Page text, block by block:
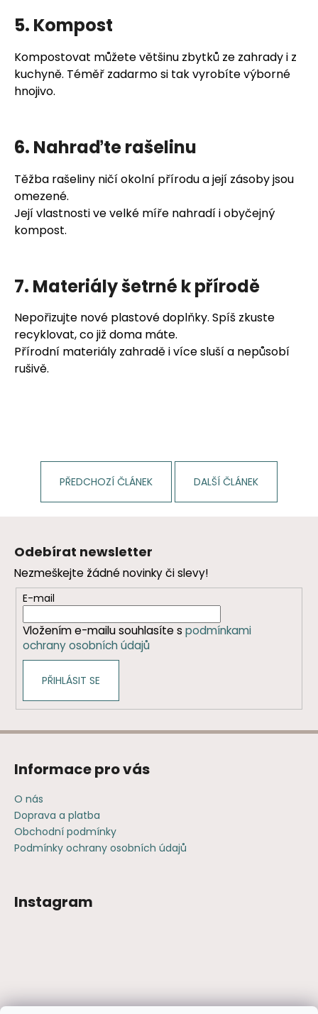
5. Kompost
Kompostovat můžete většinu zbytků ze zahrady i z
kuchyně. Téměř zadarmo si tak vyrobíte výborné
hnojivo.
6. Nahraďte rašelinu
Těžba rašeliny ničí okolní přírodu a její zásoby jsou
omezené.
Její vlastnosti ve velké míře nahradí i obyčejný
kompost.
7. Materiály šetrné k přírodě
Nepořizujte nové plastové doplňky. Spíš zkuste
recyklovat, co již doma máte.
Přírodní materiály zahradě i více sluší a nepůsobí
rušivě.
PŘEDCHOZÍ ČLÁNEK DALŠÍ ČLÁNEK
Odebírat newsletter
Nezmeškejte žádné novinky či slevy!
E-mail
Vložením e-mailu souhlasíte s podmínkami
ochrany osobních údajů
PŘIHLÁSIT SE
Informace pro vás
O nás
Doprava a platba
Obchodní podmínky
Podmínky ochrany osobních údajů
Instagram